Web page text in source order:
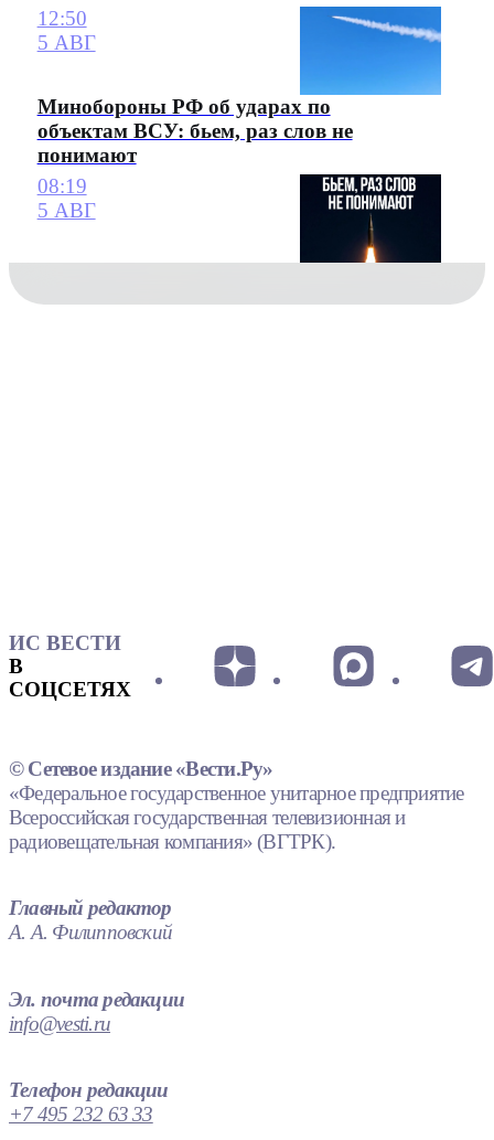
12:50
5 АВГ
Минобороны РФ об ударах по
объектам ВСУ: бьем, раз слов не
понимают
08:19
5 АВГ
ИС ВЕСТИ
В
СОЦСЕТЯХ
© Сетевое издание «Вести.Ру»
«Федеральное государственное унитарное предприятие
Всероссийская государственная телевизионная и
радиовещательная компания» (ВГТРК).
Главный редактор
А. А. Филипповский
Эл. почта редакции
info@vesti.ru
Телефон редакции
+7 495 232 63 33